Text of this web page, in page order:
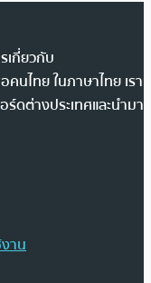
เกี่ยวกับ
นไทย ในภาษาไทย เรา
ดต่างประเทศและนำมา
าน